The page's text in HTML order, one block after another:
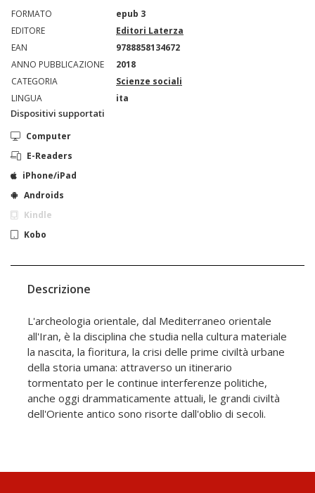
FORMATO
epub 3
EDITORE
Editori Laterza
EAN
9788858134672
ANNO PUBBLICAZIONE
2018
CATEGORIA
Scienze sociali
LINGUA
ita
Dispositivi supportati
Computer
E-Readers
iPhone/iPad
Androids
Kindle
Kobo
Descrizione
L'archeologia orientale, dal Mediterraneo orientale
all'Iran, è la disciplina che studia nella cultura materiale
la nascita, la fioritura, la crisi delle prime civiltà urbane
della storia umana: attraverso un itinerario
tormentato per le continue interferenze politiche,
anche oggi drammaticamente attuali, le grandi civiltà
dell'Oriente antico sono risorte dall'oblio di secoli.